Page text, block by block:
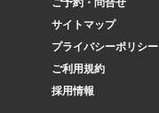
ご予約・問合せ
サイトマップ
プライバシーポリシー
ご利用規約
採用情報